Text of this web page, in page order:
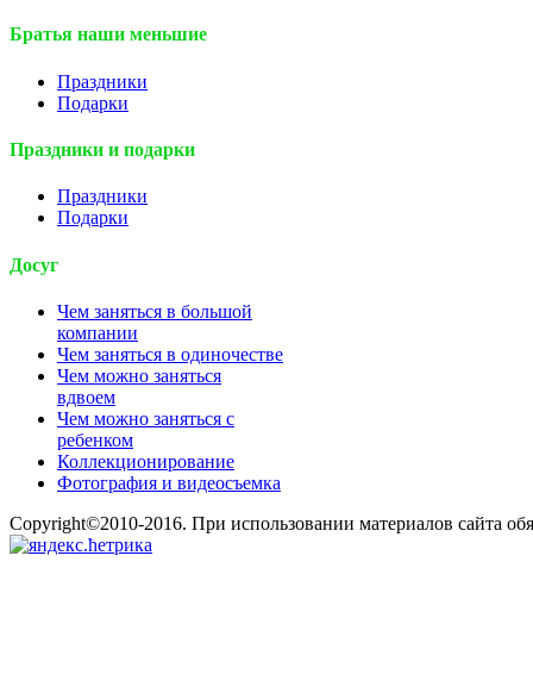
Братья наши меньшие
Праздники
Подарки
Праздники и подарки
Праздники
Подарки
Досуг
Чем заняться в большой
компании
Чем заняться в одиночестве
Чем можно заняться
вдвоем
Чем можно заняться с
ребенком
Коллекционирование
Фотография и видеосъемка
Copyright©2010-2016. При использовании материалов сайта